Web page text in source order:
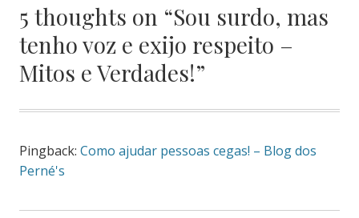
5 thoughts on “Sou surdo, mas
tenho voz e exijo respeito –
Mitos e Verdades!”
Pingback: Como ajudar pessoas cegas! – Blog dos
Perné's